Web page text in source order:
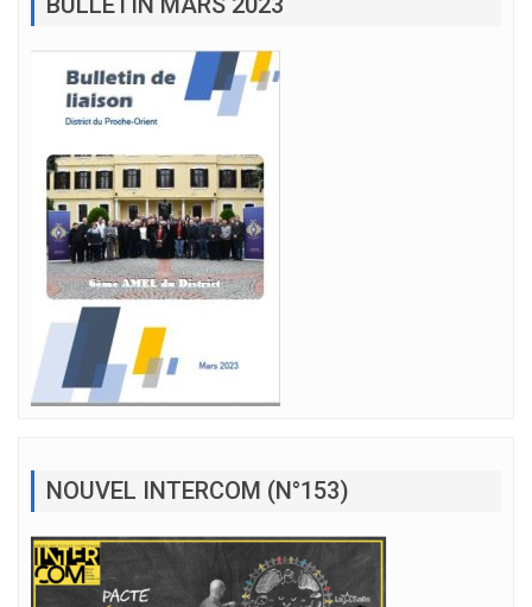
NOUVEL INTERCOM (N°153)